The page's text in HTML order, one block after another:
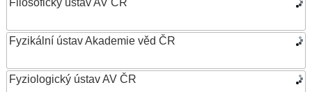
Filosofický ústav AV ČR
Fyzikální ústav Akademie věd ČR
Fyziologický ústav AV ČR